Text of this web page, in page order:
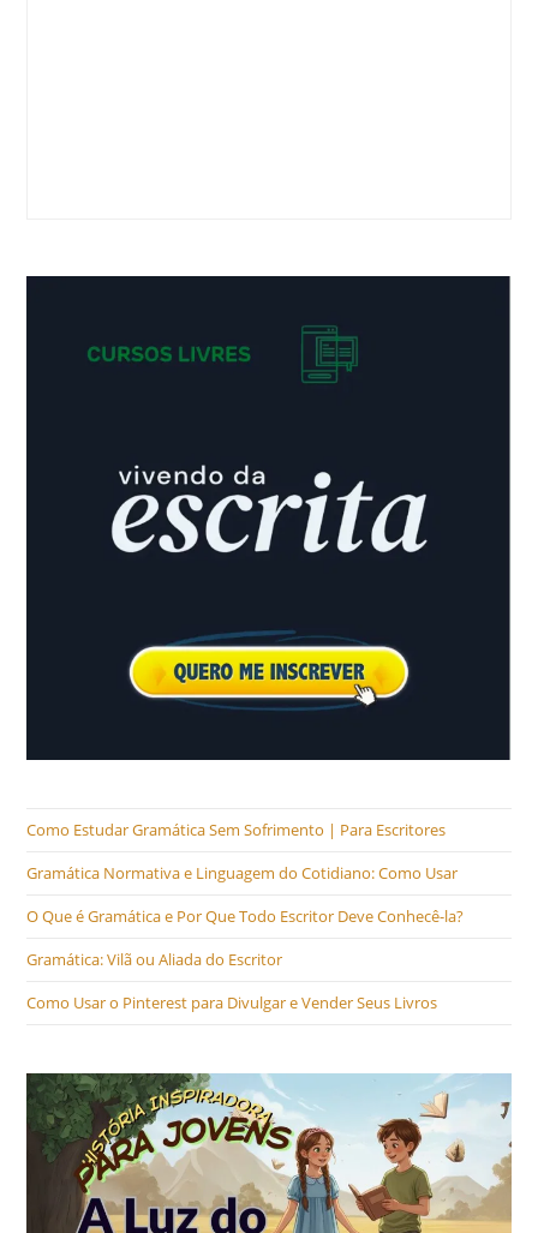
Como Estudar Gramática Sem Sofrimento | Para Escritores
Gramática Normativa e Linguagem do Cotidiano: Como Usar
O Que é Gramática e Por Que Todo Escritor Deve Conhecê-la?
Gramática: Vilã ou Aliada do Escritor
Como Usar o Pinterest para Divulgar e Vender Seus Livros